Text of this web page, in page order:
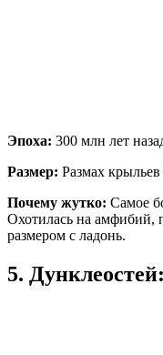
Эпоха: 300 млн лет
Размер: Размах
Почему жутко: Самое
Охотилась на амфибий,
размером с ладонь.
5.